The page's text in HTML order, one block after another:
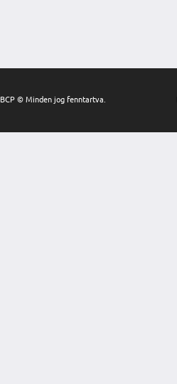
BCP © Minden jog fenntartva.